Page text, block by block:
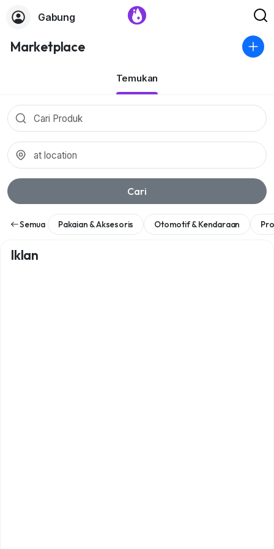
Gabung
Marketplace
Temukan
Cari
Semua Pakaian & Aksesoris Otomotif & Kendaraan
Iklan